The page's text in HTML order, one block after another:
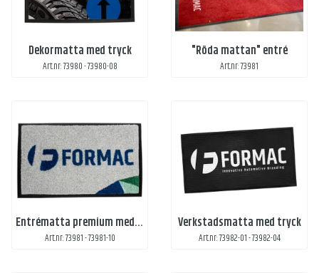
Dekormatta med tryck
Art.nr: 73980 - 73980-08
"Röda mattan" entré
Art.nr: 73981
Entrématta premium med tryck
Art.nr: 73981 - 73981-10
Verkstadsmatta med tryck
Art.nr: 73982-01 - 73982-04